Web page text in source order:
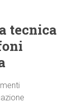
tecnica